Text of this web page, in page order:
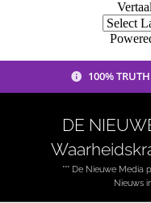
100%
DE
*** De Nieuwe Media
Nieuws